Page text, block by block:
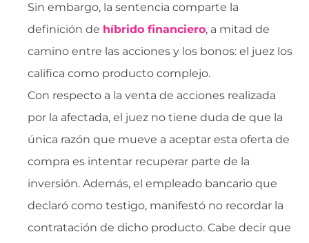
Sin embargo, la sentencia comparte la
definición de híbrido financiero, a mitad de
camino entre las acciones y los bonos: el juez los
califica como producto complejo.
Con respecto a la venta de acciones realizada
por la afectada, el juez no tiene duda de que la
única razón que mueve a aceptar esta oferta de
compra es intentar recuperar parte de la
inversión. Además, el empleado bancario que
declaró como testigo, manifestó no recordar la
contratación de dicho producto. Cabe decir que